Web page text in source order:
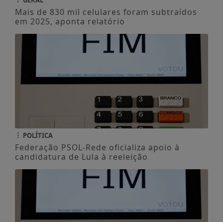
Mais de 830 mil celulares foram subtraídos
em 2025, aponta relatório
POLÍTICA
Federação PSOL-Rede oficializa apoio à
candidatura de Lula à reeleição